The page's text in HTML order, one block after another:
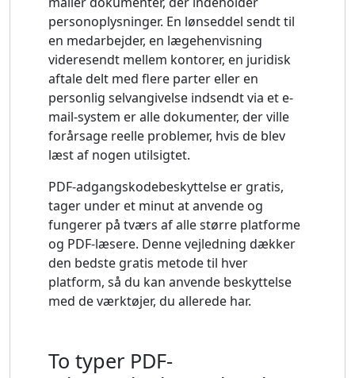
personoplysninger. En lønseddel sendt til
en medarbejder, en lægehenvisning
videresendt mellem kontorer, en juridisk
aftale delt med flere parter eller en
personlig selvangivelse indsendt via et e-
mail-system er alle dokumenter, der ville
forårsage reelle problemer, hvis de blev
læst af nogen utilsigtet.
PDF-adgangskodebeskyttelse er gratis,
tager under et minut at anvende og
fungerer på tværs af alle større platforme
og PDF-læsere. Denne vejledning dækker
den bedste gratis metode til hver
platform, så du kan anvende beskyttelse
med de værktøjer, du allerede har.
To typer PDF-